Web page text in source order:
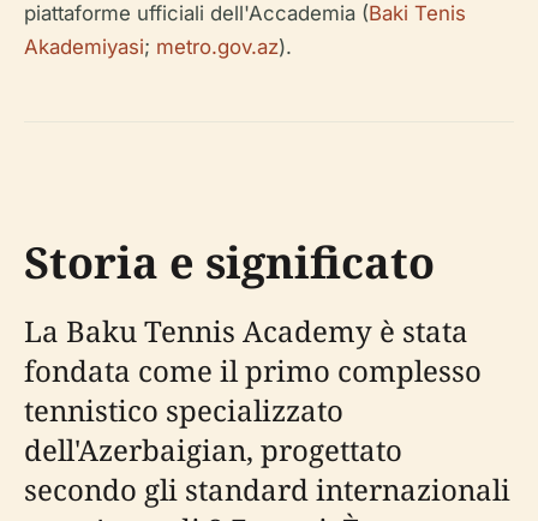
piattaforme ufficiali dell'Accademia (Baki Tenis
Akademiyasi; metro.gov.az).
Storia e significato
La Baku Tennis Academy è stata
fondata come il primo complesso
tennistico specializzato
dell'Azerbaigian, progettato
secondo gli standard internazionali